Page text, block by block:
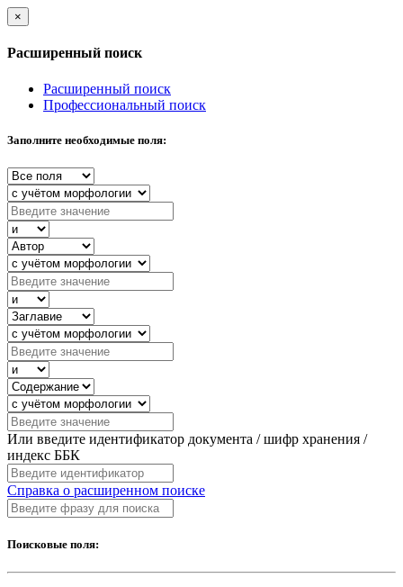
×
Расширенный поиск
Расширенный поиск
Профессиональный поиск
Заполните необходимые поля:
Или введите идентификатор документа / шифр хранения /
индекс ББК
Справка о расширенном поиске
Поисковые поля: